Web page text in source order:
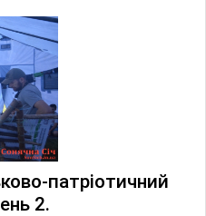
патріотичний
2.